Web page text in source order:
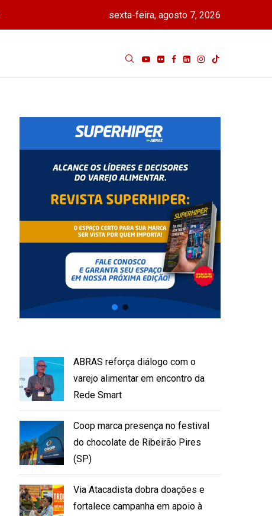
sexta-feira, agosto 7, 2026
ABRAS reforça diálogo com o
varejo alimentar em encontro da
Rede Smart
Coop marca presença no festival
do chocolate de Ribeirão Pires
(SP)
Via Atacadista dobra doações e
fortalece campanha em apoio à